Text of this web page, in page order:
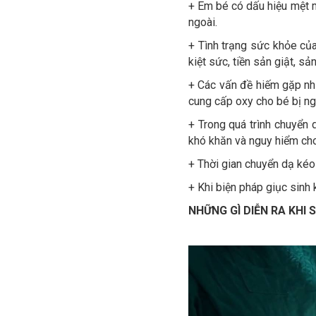
+ Em bé có dấu hiệu mệt
ngoài.
+ Tình trạng sức khỏe
kiệt sức, tiền sản giật,
+ Các vấn đề hiếm gặp
cung cấp oxy cho bé bị
+ Trong quá trình
khó khăn và nguy hiểm
+ Thời gian chuyển dạ
+ Khi biện pháp giục sinh
NHỮNG GÌ DIỄN RA KHI